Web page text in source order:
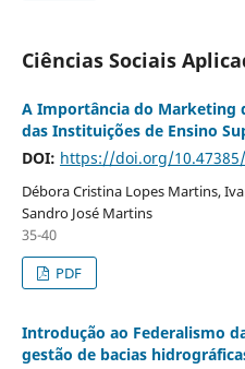
Ciências Sociais
A Importância do Marketing
das Instituições de Ensino
DOI: https://doi.org/
Débora Cristina Lopes Martins,
Sandro José Martins
35-40
PDF
Introdução ao Federalismo
gestão de bacias